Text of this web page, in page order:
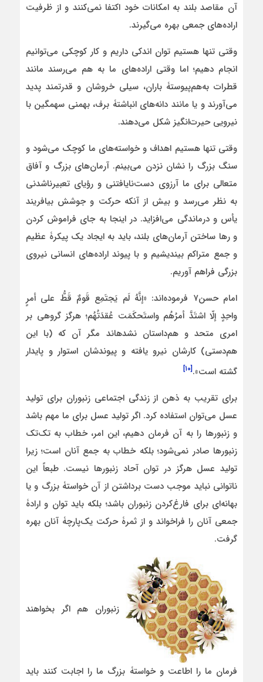
آن مقاصد بلند به امکانات خود اکتفا نمی‌کنند و از ظرفیت
اراده‌های جمعی بهره می‌گیرند.
وقتی تنها هستیم توان اندکی داریم و کار کوچکی می‌توانیم
انجام دهیم؛ اما وقتی اراده‌های ما به هم می‌رسند مانند
قطرات به‌هم‌پیوستۀ باران، سیلی خروشان و قدرتمند پدید
می‌آورند و یا مانند دانه‌های انباشتۀ برف، بهمنی سهمگین با
نیرویی حیرت‌انگیز شکل می‌دهند.
وقتی تنها هستیم اهداف و خواسته‌های ما کوچک می‌شود و
سنگ بزرگ را نشان نزدن می‌بینم. آرمان‌های بزرگ و آفاق
متعالی برای ما آرزوی دست‌نایافتنی و رؤیای تعبیرناشدنی
به نظر می‌رسد و بیش از آنکه حرکت و جوشش بیافریند
یأس و درماندگی می‌افزاید. در اینجا به جای فراموش کردن
و رها ساختن آرمان‌های بلند، باید به ایجاد یک پیکرۀ عظیم
و جمع متراکم بیندیشیم و با پیوند اراده‌های انسانی نیروی
بزرگی فراهم آوریم.
امام حسن۷ فرموده‌اند: «إنَّهُ لَم یَجتَمِع قَومٌ قَطُّ علی‏ أمرٍ
واحِدٍ إلّا اشتَدَّ أمرُهُم واستَحکَمَت عُقدَتُهُم؛ هرگز گروهی بر
امری متحد و هم‌داستان نشده‏اند مگر آن که (با این
هم‌دستی) کارشان نیرو یافته و پیوندشان استوار و پایدار
گشته است».[۱۰]
برای تقریب به ذهن از زندگی اجتماعی زنبوران برای تولید
عسل می‌توان استفاده کرد. اگر تولید عسل برای ما مهم باشد
و زنبورها را به آن فرمان دهیم، این امر، خطاب به تک‌تک
زنبورها صادر نمی‌شود؛ بلکه خطاب به جمع آنان است؛ زیرا
تولید عسل هرگز در توان آحاد زنبورها نیست. طبعاً این
ناتوانی نباید موجب دست برداشتن از آن خواستۀ بزرگ و یا
بهانه‌ای برای فارغ‌کردن زنبوران باشد؛ بلکه باید توان و ارادۀ
جمعی آنان را فراخواند و از ثمرۀ حرکت یک‌پارچۀ آنان بهره
گرفت.
زنبوران هم اگر بخواهند
فرمان ما را اطاعت و خواستۀ بزرگ ما را اجابت کنند باید